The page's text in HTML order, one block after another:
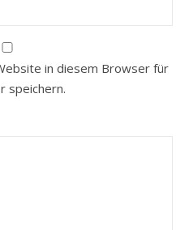
in diesem Browser für
speichern.